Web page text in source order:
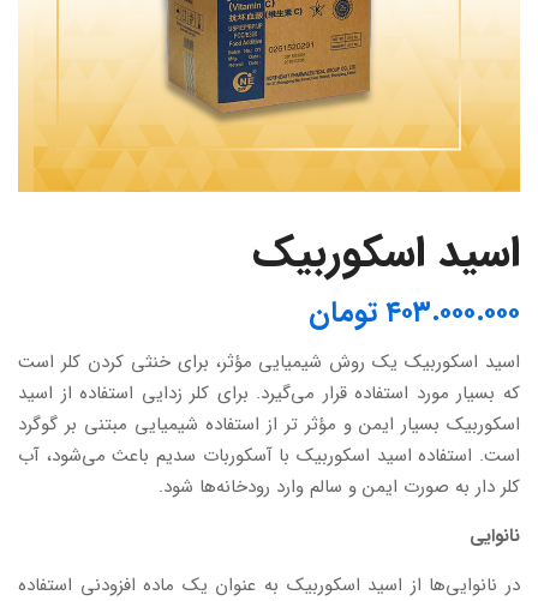
اسید اسکوربیک
۴۰۳.۰۰۰.۰۰۰تومان
اسید اسکوربیک یک روش شیمیایی مؤثر، برای خنثی کردن کلر است
که بسیار مورد استفاده قرار می‌گیرد. برای کلر زدایی استفاده از اسید
اسکوربیک بسیار ایمن و مؤثر تر از استفاده شیمیایی مبتنی بر گوگرد
است. استفاده اسید اسکوربیک با آسکوربات سدیم باعث می‌شود، آب
کلر دار به صورت ایمن و سالم وارد رودخانه‌ها شود.
نانوایی
در نانوایی‌ها از اسید اسکوربیک به عنوان یک ماده افزودنی استفاده